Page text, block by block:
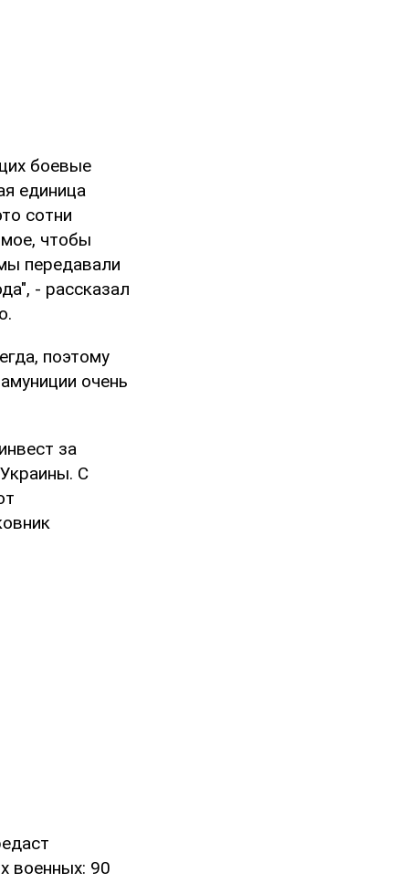
боевые
единица
сотни
чтобы
передавали
- рассказал
поэтому
очень
за
С
военных: 90